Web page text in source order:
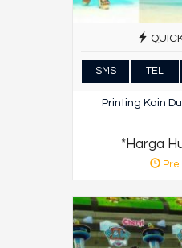
SMS TEL
Printing Kain
*Harga
Pre